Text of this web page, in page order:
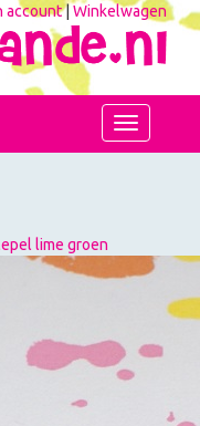
account|Winkelwagen
Toggle
navigation
lime groen